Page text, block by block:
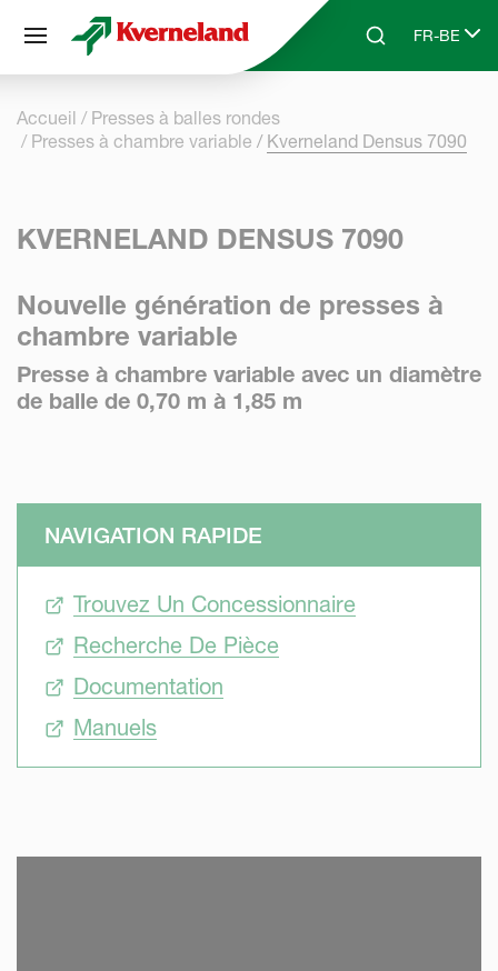
Skip to main content
SearchFR-BE
Select
Accueil
Presses à balles rondes
Presses à chambre variable
Kverneland Densus 7090
KVERNELAND DENSUS 7090
Nouvelle génération de presses à
chambre variable
Presse à chambre variable avec un diamètre
de balle de 0,70 m à 1,85 m
NAVIGATION RAPIDE
Trouvez Un Concessionnaire
Recherche De Pièce
Documentation
Manuels
Panneau de gestion des cookies